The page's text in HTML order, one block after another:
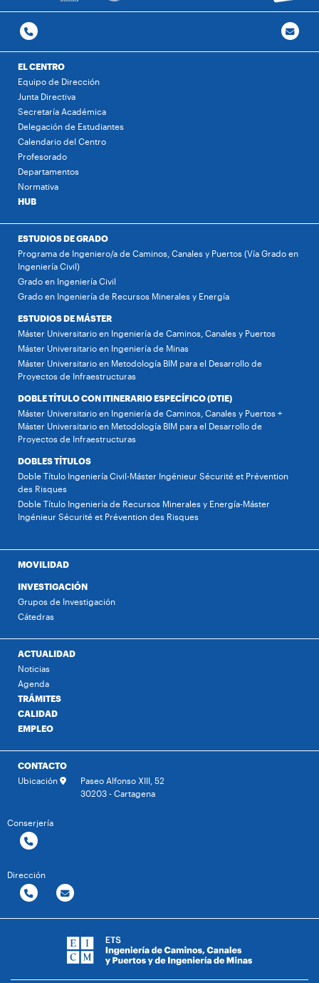
EL CENTRO
Equipo de Dirección
Junta Directiva
Secretaría Académica
Delegación de Estudiantes
Calendario del Centro
Profesorado
Departamentos
Normativa
HUB
ESTUDIOS DE GRADO
Programa de Ingeniero/a de Caminos, Canales y Puertos (Vía Grado en
Ingeniería Civil)
Grado en Ingeniería Civil
Grado en Ingeniería de Recursos Minerales y Energía
ESTUDIOS DE MÁSTER
Máster Universitario en Ingeniería de Caminos, Canales y Puertos
Máster Universitario en Ingeniería de Minas
Máster Universitario en Metodología BIM para el Desarrollo de
Proyectos de Infraestructuras
DOBLE TÍTULO CON ITINERARIO ESPECÍFICO (DTIE)
Máster Universitario en Ingeniería de Caminos, Canales y Puertos +
Máster Universitario en Metodología BIM para el Desarrollo de
Proyectos de Infraestructuras
DOBLES TÍTULOS
Doble Título Ingeniería Civil-Máster Ingénieur Sécurité et Prévention
des Risques
Doble Título Ingeniería de Recursos Minerales y Energía-Máster
Ingénieur Sécurité et Prévention des Risques
MOVILIDAD
INVESTIGACIÓN
Grupos de Investigación
Cátedras
ACTUALIDAD
Noticias
Agenda
TRÁMITES
CALIDAD
EMPLEO
CONTACTO
Ubicación
Paseo Alfonso XIII, 52
30203 - Cartagena
Conserjería
Dirección